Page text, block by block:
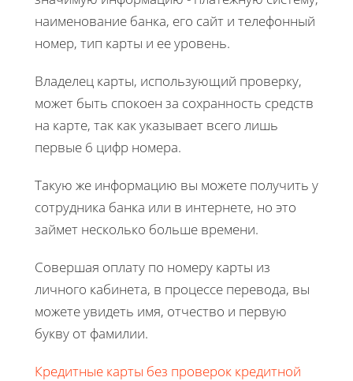
наименование банка, его сайт и телефонный
номер, тип карты и ее уровень.
Владелец карты, использующий проверку,
может быть спокоен за сохранность средств
на карте, так как указывает всего лишь
первые 6 цифр номера.
Такую же информацию вы можете получить у
сотрудника банка или в интернете, но это
займет несколько больше времени.
Совершая оплату по номеру карты из
личного кабинета, в процессе перевода, вы
можете увидеть имя, отчество и первую
букву от фамилии.
Кредитные карты без проверок кредитной